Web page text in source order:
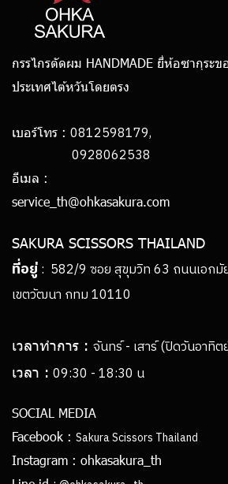
กรรไกรตัดผม HANDMADE ยี่ห้อซากุระข
ประเทศไต้หวันโดยตรง
เบอร์โทร : 0812598179,
0928062538
อีเมล :
service_th@ohkasakura.com
SAKURA SCISSORS THAILAND
ที่อยู่: 582/9 ซอย สุขุมวิท 63 ถนนเอกมั
เขตวัฒนา กทม 10110
เวลาทำการ : จันทร์ - เสาร์ (ปิดวันอาทิต
เวลา : 09:30 - 18:30 น
SOCIAL MEDIA
Facebook : Sakura Scissors Thailand
Instagram : ohkasakura_th